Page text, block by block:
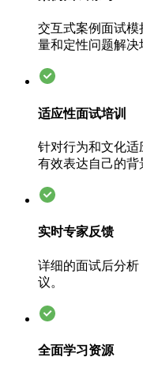
交互式案例面试
量和定性问题解决
适应性面试培训
针对行为和文化适
有效表达自己的背
实时专家反馈
详细的面试后分
议。
全面学习资源